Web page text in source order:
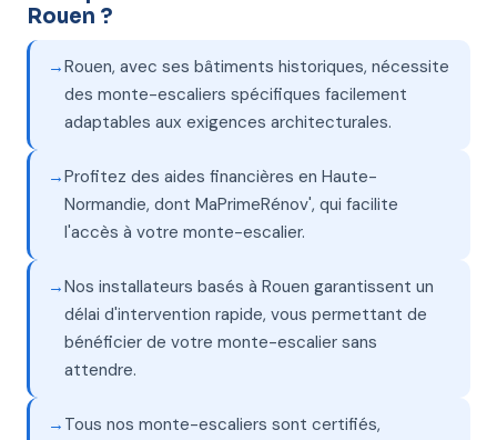
Rouen ?
Rouen, avec ses bâtiments historiques, nécessite
des monte-escaliers spécifiques facilement
adaptables aux exigences architecturales.
Profitez des aides financières en Haute-
Normandie, dont MaPrimeRénov', qui facilite
l'accès à votre monte-escalier.
Nos installateurs basés à Rouen garantissent un
délai d'intervention rapide, vous permettant de
bénéficier de votre monte-escalier sans
attendre.
Tous nos monte-escaliers sont certifiés,